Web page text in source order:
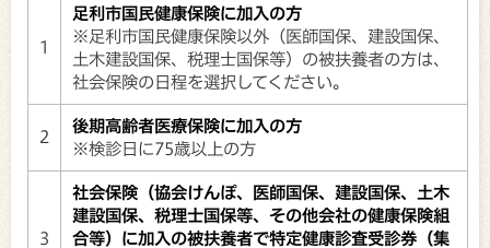
1
足利市国民健康保険に加入の方
※足利市国民健康保険以外（医師国保、建設国保、
土木建設国保、税理士国保等）の被扶養者の方は、
社会保険の日程を選択してください。
2
後期高齢者医療保険に加入の方
※検診日に75歳以上の方
3
社会保険（協会けんぽ、医師国保、建設国保、土木
建設国保、税理士国保等、その他会社の健康保険組
合等）に加入の被扶養者で特定健康診査受診券（集